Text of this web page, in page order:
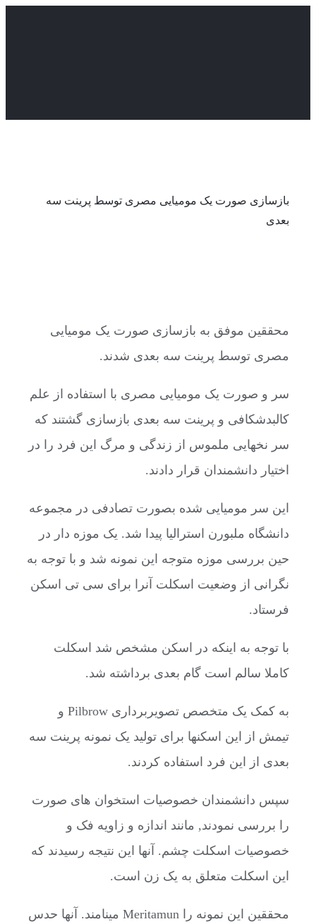
بازسازی صورت یک مومیایی مصری توسط پرینت سه
بعدی
محققین موفق به بازسازی صورت یک مومیایی
مصری توسط پرینت سه بعدی شدند.
سر و صورت یک مومیایی مصری با استفاده از علم
کالبدشکافی و پرینت سه بعدی بازسازی گشتند که
سر نخهایی ملموس از زندگی و مرگ این فرد را در
اختیار دانشمندان قرار دادند.
این سر مومیایی شده بصورت تصادفی در مجموعه
دانشگاه ملبورن استرالیا پیدا شد. یک موزه دار در
حین بررسی موزه متوجه این نمونه شد و با توجه به
نگرانی از وضعیت اسکلت آنرا برای سی تی اسکن
فرستاد.
با توجه به اینکه در اسکن مشخص شد اسکلت
کاملا سالم است گام بعدی برداشته شد.
به کمک یک متخصص تصویربرداری Pilbrow و
تیمش از این اسکنها برای تولید یک نمونه پرینت سه
بعدی از این فرد استفاده کردند.
سپس دانشمندان خصوصیات استخوان های صورت
را بررسی نمودند, مانند اندازه و زاویه فک و
خصوصیات اسکلت چشم. آنها این نتیجه رسیدند که
این اسکلت متعلق به یک زن است.
محققین این نمونه را Meritamun مینامند. آنها حدس